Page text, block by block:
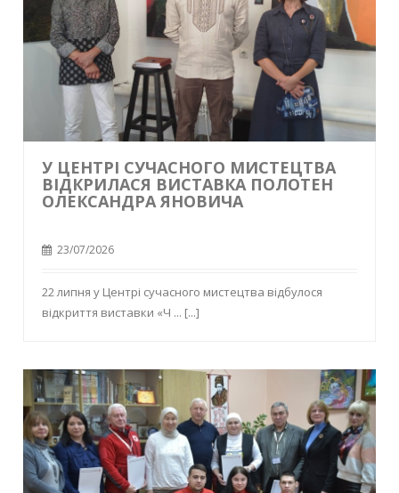
У ЦЕНТРІ СУЧАСНОГО МИСТЕЦТВА
ВІДКРИЛАСЯ ВИСТАВКА ПОЛОТЕН
ОЛЕКСАНДРА ЯНОВИЧА
23/07/2026
22 липня у Центрі сучасного мистецтва відбулося
відкриття виставки «Ч ... [...]